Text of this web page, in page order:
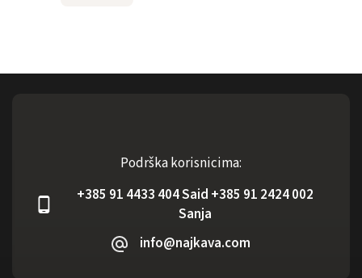
Podrška korisnicima:
+385 91 4433 404 Said +385 91 2424 002
Sanja
info@najkava.com